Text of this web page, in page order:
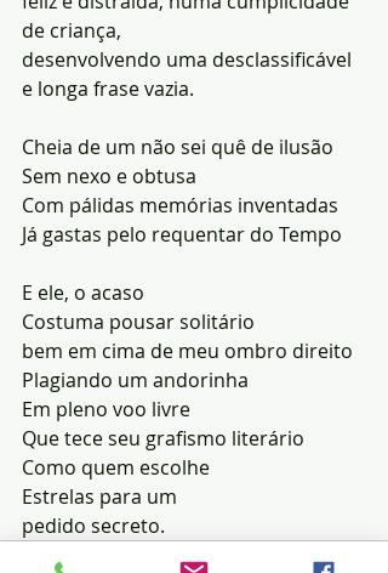
de criança,
desenvolvendo uma desclassificável
e longa frase vazia.
Cheia de um não sei quê de ilusão
Sem nexo e obtusa
Com pálidas memórias inventadas
Já gastas pelo requentar do Tempo
E ele, o acaso
Costuma pousar solitário
bem em cima de meu ombro direito
Plagiando um andorinha
Em pleno voo livre
Que tece seu grafismo literário
Como quem escolhe
Estrelas para um
pedido secreto.